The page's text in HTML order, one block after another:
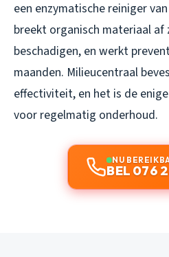
een enzymatische reiniger
breekt organisch materiaal
beschadigen, en werkt
maanden. Milieucentraal
effectiviteit, en het is de
voor regelmatig onderhoud.
NU
BEL 076